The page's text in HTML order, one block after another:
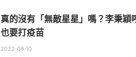
真的沒有「無敵星星」嗎？李秉穎
也要打疫苗
2022-08-10